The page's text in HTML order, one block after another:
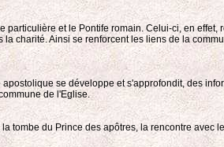
et le Pontife romain. Celui-ci, en effet,
charité. Ainsi se renforcent les liens de la
se développe et s'approfondit, des
de l'Eglise.
tombe du Prince des apôtres, la rencontre avec